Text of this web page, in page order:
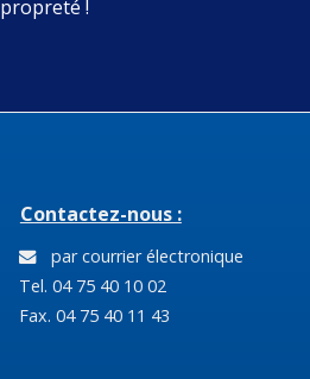
propreté !
Contactez-nous :
par courrier électronique
Tel. 04 75 40 10 02
Fax. 04 75 40 11 43